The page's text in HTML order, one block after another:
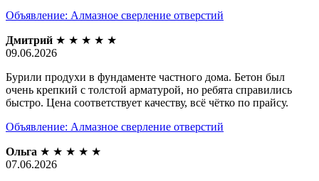
Объявление: Алмазное сверление отверстий
Дмитрий ★ ★ ★ ★ ★
09.06.2026
Бурили продухи в фундаменте частного дома. Бетон был
очень крепкий с толстой арматурой, но ребята справились
быстро. Цена соответствует качеству, всё чётко по прайсу.
Объявление: Алмазное сверление отверстий
Ольга ★ ★ ★ ★ ★
07.06.2026